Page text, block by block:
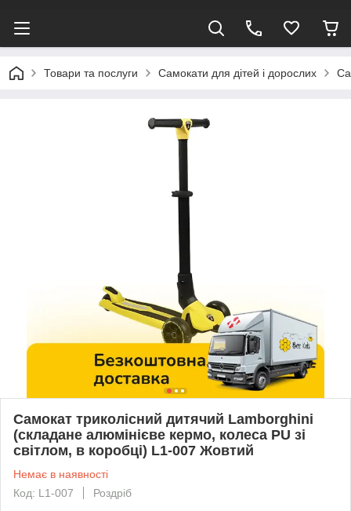
Товари та послуги Самокати для дітей і дорослих
Самокат триколісний дитячий Lamborghini
(складане алюмінієве кермо, колеса PU зі
світлом, в коробці) L1-007 Жовтий
Немає в наявності
Код: L1-007
Роздріб